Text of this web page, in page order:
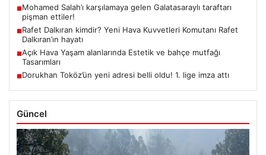
■Mohamed Salah’ı karşılamaya gelen Galatasaraylı taraftarı
pişman ettiler!
■Rafet Dalkıran kimdir? Yeni Hava Kuvvetleri Komutanı Rafet
Dalkıran’ın hayatı
■Açık Hava Yaşam alanlarında Estetik ve bahçe mutfağı
Tasarımları
■Dorukhan Toköz’ün yeni adresi belli oldu! 1. lige imza attı
Güncel